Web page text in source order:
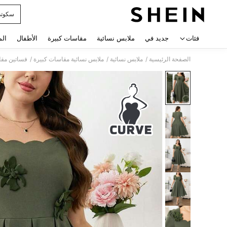
فئات جديد في ملابس نسائية مقاسات كبيرة الأطفال
الصفحة الرئيسية / ملابس نسائية / ملابس نسائية مقاسات كبيرة / فساتين